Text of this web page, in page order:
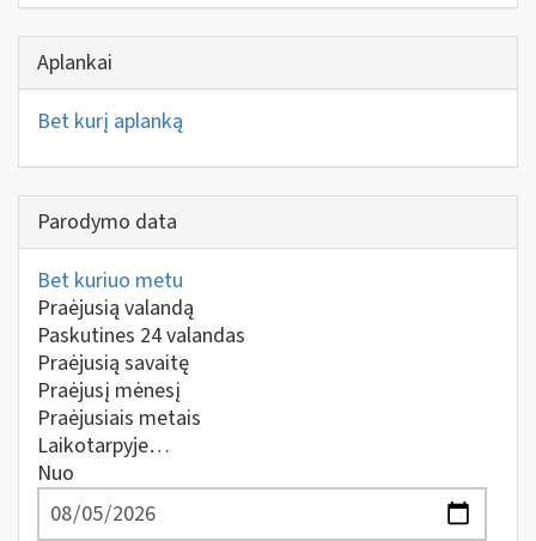
Aplankai
Bet kurį aplanką
Parodymo data
Bet kuriuo metu
Praėjusią valandą
Paskutines 24 valandas
Praėjusią savaitę
Praėjusį mėnesį
Praėjusiais metais
Laikotarpyje…
Nuo